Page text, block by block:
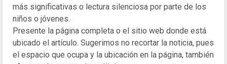
más significativas o lectura silenciosa por parte de los
niños o jóvenes.
Presente la página completa o el sitio web donde está
ubicado el artículo. Sugerimos no recortar la noticia, pues
el espacio que ocupa y la ubicación en la página, también